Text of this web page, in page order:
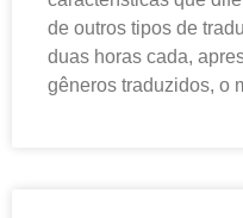
de outros tipos de
duas horas cada,
gêneros traduzidos, o